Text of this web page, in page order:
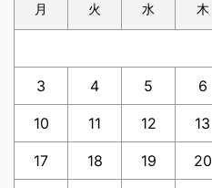
月 火 水 木
3 4 5 6
10 11 12 13
17 18 19 20